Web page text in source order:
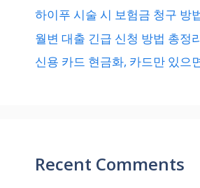
하이푸 시술 시 보험금 청구 방
월변 대출 긴급 신청 방법 총정
신용 카드 현금화, 카드만 있으
Recent Comments